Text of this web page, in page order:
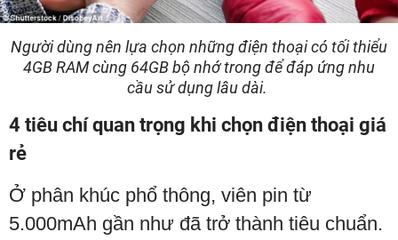
Người dùng nên lựa chọn những điện thoại có tối thiểu
4GB RAM cùng 64GB bộ nhớ trong để đáp ứng nhu
cầu sử dụng lâu dài.
4 tiêu chí quan trọng khi chọn điện thoại giá
rẻ
Ở phân khúc phổ thông, viên pin từ
5.000mAh gần như đã trở thành tiêu chuẩn.